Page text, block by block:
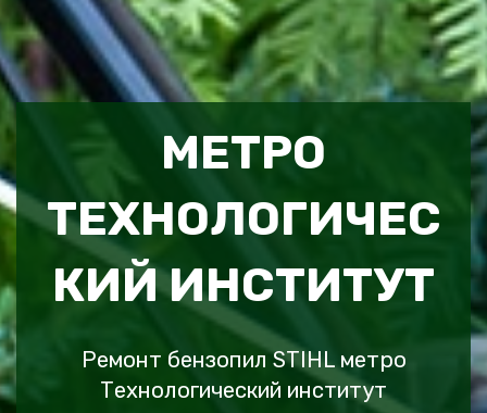
МЕТРО
ТЕХНОЛОГИЧЕС
КИЙ ИНСТИТУТ
Ремонт бензопил STIHL метро
Технологический институт